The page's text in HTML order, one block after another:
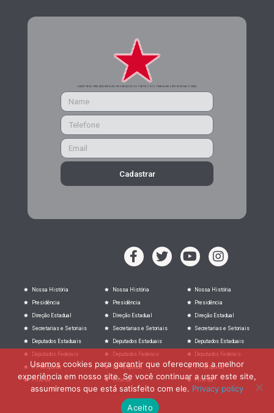
CADASTRE-SE PARA RECEBER MAIS INFORMAÇÕES DO PARTIDO DOS TRABALHADORES DE MINAS GERAIS
Cadastrar
Nossa História
Presidência
Direção Estadual
Secretarias e Setoriais
Deputados Estaduais
Deputados Federais
PT Responde
Filie-se
Nossa História
Presidência
Direção Estadual
Secretarias e Setoriais
Deputados Estaduais
Deputados Federais
PT Responde
Filie-se
Nossa História
Presidência
Direção Estadual
Secretarias e Setoriais
Deputados Estaduais
Deputados Federais
PT Responde
Filie-se
Usamos cookies para garantir que oferecemos a melhor
experiência em nosso site. Se você continuar a usar este site,
assumiremos que está satisfeito com ele. Privacy policy
Aceito